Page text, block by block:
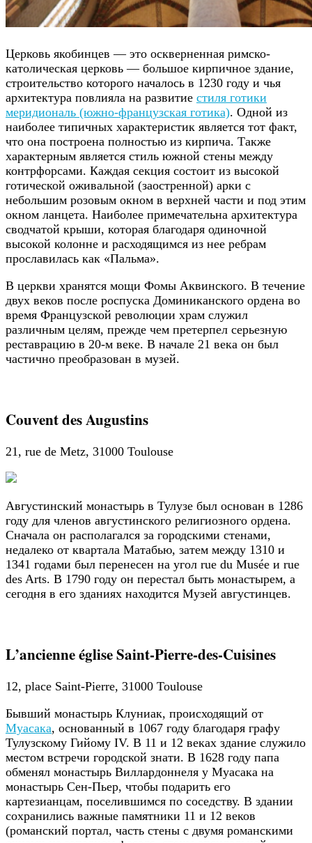
Церковь якобинцев — это оскверненная римско-
католическая церковь — большое кирпичное здание,
строительство которого началось в 1230 году и чья
архитектура повлияла на развитие стиля готики
меридиональ (южно-французская готика). Одной из
наиболее типичных характеристик является тот факт,
что она построена полностью из кирпича. Также
характерным является стиль южной стены между
контрфорсами. Каждая секция состоит из высокой
готической оживальной (заостренной) арки с
небольшим розовым окном в верхней части и под этим
окном ланцета. Наиболее примечательна архитектура
сводчатой крыши, которая благодаря одиночной
высокой колонне и расходящимся из нее ребрам
прославилась как «Пальма».
В церкви хранятся мощи Фомы Аквинского. В течение
двух веков после роспуска Доминиканского ордена во
время Французской революции храм служил
различным целям, прежде чем претерпел серьезную
реставрацию в 20-м веке. В начале 21 века он был
частично преобразован в музей.
Couvent des Augustins
21, rue de Metz, 31000 Toulouse
Августинский монастырь в Тулузе был основан в 1286
году для членов августинского религиозного ордена.
Сначала он располагался за городскими стенами,
недалеко от квартала Матабью, затем между 1310 и
1341 годами был перенесен на угол rue du Musée и rue
des Arts. В 1790 году он перестал быть монастырем, а
сегодня в его зданиях находится Музей августинцев.
L’ancienne église Saint-Pierre-des-Cuisines
12, place Saint-Pierre, 31000 Toulouse
Бывший монастырь Клуниак, происходящий от
Муасака, основанный в 1067 году благодаря графу
Тулузскому Гийому IV. В 11 и 12 веках здание служило
местом встречи городской знати. В 1628 году папа
обменял монастырь Виллардоннеля у Муасака на
монастырь Сен-Пьер, чтобы подарить его
картезианцам, поселившимся по соседству. В здании
сохранились важные памятники 11 и 12 веков
(романский портал, часть стены с двумя романскими